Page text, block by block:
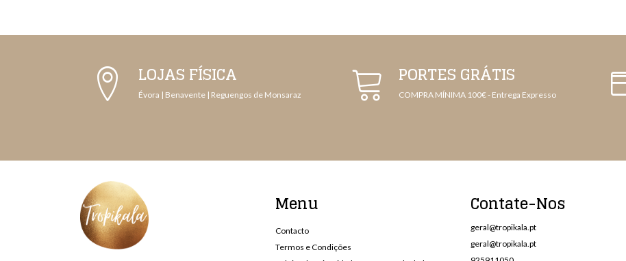
LOJAS FÍSICA
Évora | Benavente | Reguengos de Monsaraz
PORTES GRÁTIS
COMPRA MÍNIMA 100€ - Entrega Expresso
Menu
Contacto
Termos e Condições
Contate-Nos
geral@tropikala.pt
geral@tropikala.pt